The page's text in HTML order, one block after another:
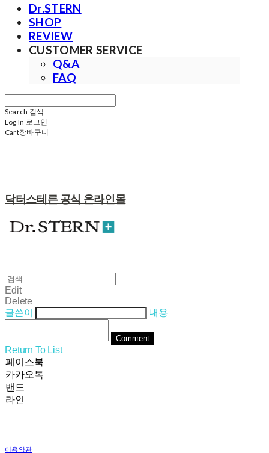
Dr.STERN
SHOP
REVIEW
CUSTOMER SERVICE
Q&A
FAQ
Search 검색
Log In 로그인
Cart장바구니
닥터스테른 공식 온라인몰
Edit
Delete
글쓴이
내용
Comment
Return To List
페이스북
카카오톡
밴드
라인
이용약관